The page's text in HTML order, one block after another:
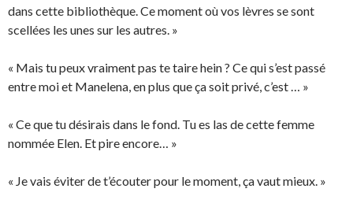
dans cette bibliothèque. Ce moment où vos lèvres se sont
scellées les unes sur les autres. »
« Mais tu peux vraiment pas te taire hein ? Ce qui s’est passé
entre moi et Manelena, en plus que ça soit privé, c’est … »
« Ce que tu désirais dans le fond. Tu es las de cette femme
nommée Elen. Et pire encore… »
« Je vais éviter de t’écouter pour le moment, ça vaut mieux. »